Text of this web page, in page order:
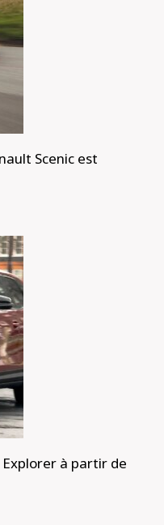
Scenic est
à partir de